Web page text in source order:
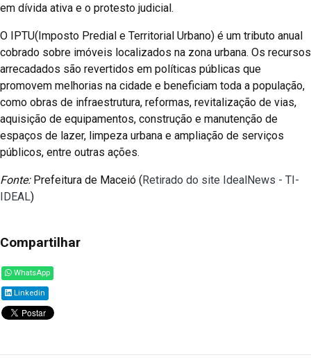
em dívida ativa e o protesto judicial.
O IPTU(Imposto Predial e Territorial Urbano) é um tributo anual
cobrado sobre imóveis localizados na zona urbana. Os recursos
arrecadados são revertidos em políticas públicas que
promovem melhorias na cidade e beneficiam toda a população,
como obras de infraestrutura, reformas, revitalização de vias,
aquisição de equipamentos, construção e manutenção de
espaços de lazer, limpeza urbana e ampliação de serviços
públicos, entre outras ações.
Fonte:Prefeitura de Maceió (Retirado do site IdealNews - TI-
IDEAL)
Compartilhar
WhatsApp
Linkedin